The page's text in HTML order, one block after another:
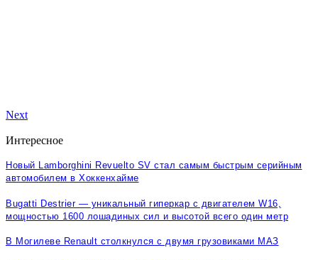
Next
Интересное
Новый Lamborghini Revuelto SV стал самым быстрым серийным
автомобилем в Хоккенхайме
Bugatti Destrier — уникальный гиперкар с двигателем W16,
мощностью 1600 лошадиных сил и высотой всего один метр
В Могилеве Renault столкнулся с двумя грузовиками МАЗ